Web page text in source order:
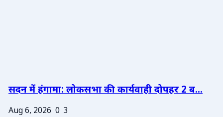
सदन में हंगामा: लोकसभा की कार्यवाही दोपहर 2 ब...
Aug 6, 2026 0 3